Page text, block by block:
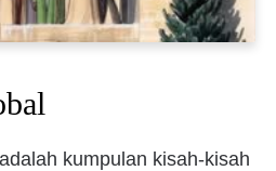
kumpulan kisah-kisah